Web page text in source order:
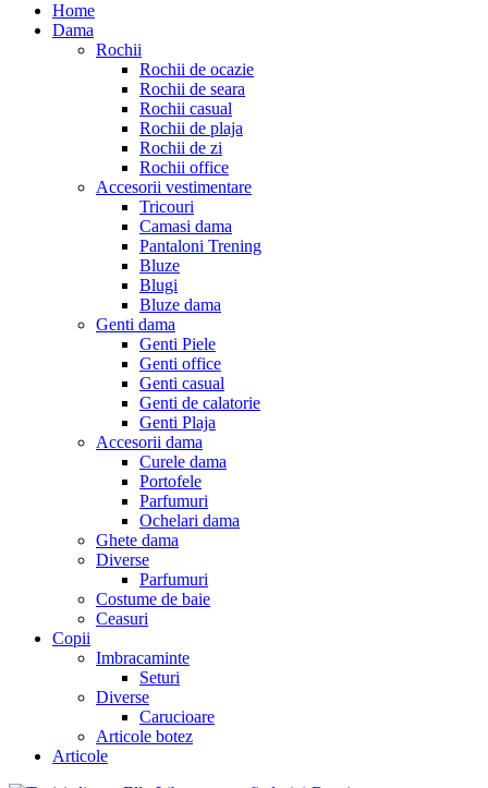
Home
Dama
Rochii
Rochii de ocazie
Rochii de seara
Rochii casual
Rochii de plaja
Rochii de zi
Rochii office
Accesorii vestimentare
Tricouri
Camasi dama
Pantaloni Trening
Bluze
Blugi
Bluze dama
Genti dama
Genti Piele
Genti office
Genti casual
Genti de calatorie
Genti Plaja
Accesorii dama
Curele dama
Portofele
Parfumuri
Ochelari dama
Ghete dama
Diverse
Parfumuri
Costume de baie
Ceasuri
Copii
Imbracaminte
Seturi
Diverse
Carucioare
Articole botez
Articole